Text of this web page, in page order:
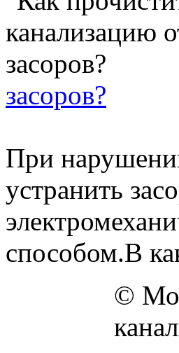
засоров?
При
устранить
способом.В
©